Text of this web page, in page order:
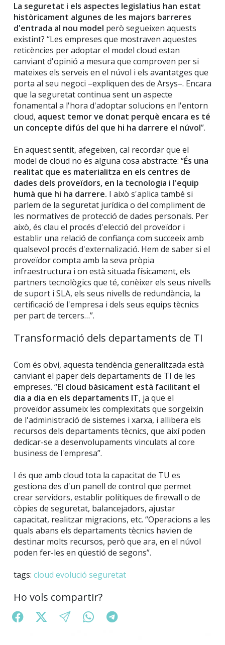
La seguretat i els aspectes legislatius han estat
històricament algunes de les majors barreres
d'entrada al nou model però segueixen aquests
existint? “Les empreses que mostraven aquestes
reticències per adoptar el model cloud estan
canviant d'opinió a mesura que comproven per si
mateixes els serveis en el núvol i els avantatges que
porta al seu negoci –expliquen des de Arsys–. Encara
que la seguretat continua sent un aspecte
fonamental a l'hora d'adoptar solucions en l'entorn
cloud, aquest temor ve donat perquè encara es té
un concepte difús del que hi ha darrere el núvol”.
En aquest sentit, afegeixen, cal recordar que el
model de cloud no és alguna cosa abstracte: “És una
realitat que es materialitza en els centres de
dades dels proveïdors, en la tecnologia i l'equip
humà que hi ha darrere. I això s'aplica també si
parlem de la seguretat jurídica o del compliment de
les normatives de protecció de dades personals. Per
això, és clau el procés d'elecció del proveïdor i
establir una relació de confiança com succeeix amb
qualsevol procés d'externalizació. Hem de saber si el
proveïdor compta amb la seva pròpia
infraestructura i on està situada físicament, els
partners tecnològics que té, conèixer els seus nivells
de suport i SLA, els seus nivells de redundància, la
certificació de l'empresa i dels seus equips tècnics
per part de tercers…”.
Transformació dels departaments de TI
Com és obvi, aquesta tendència generalitzada està
canviant el paper dels departaments de TI de les
empreses. “El cloud bàsicament està facilitant el
dia a dia en els departaments IT, ja que el
proveïdor assumeix les complexitats que sorgeixin
de l'administració de sistemes i xarxa, i allibera els
recursos dels departaments tècnics, que així poden
dedicar-se a desenvolupaments vinculats al core
business de l'empresa”.
I és que amb cloud tota la capacitat de TU es
gestiona des d'un panell de control que permet
crear servidors, establir polítiques de firewall o de
còpies de seguretat, balancejadors, ajustar
capacitat, realitzar migracions, etc. “Operacions a les
quals abans els departaments tècnics havien de
destinar molts recursos, però que ara, en el núvol
poden fer-les en qüestió de segons”.
tags: cloud evolució seguretat
Ho vols compartir?